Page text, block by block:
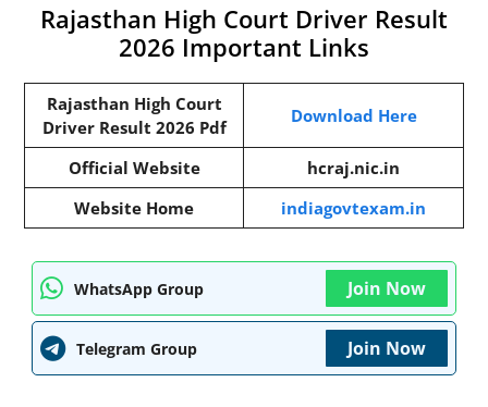
Rajasthan High Court Driver Result
2026 Important Links
Rajasthan High Court
Driver Result 2026 Pdf
Download Here
Official Website
hcraj.nic.in
Website Home
indiagovtexam.in
WhatsApp Group Join Now
Telegram Group Join Now